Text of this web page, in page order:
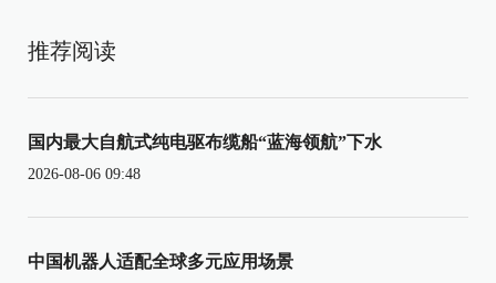
推荐阅读
国内最大自航式纯电驱布缆船“蓝海领航”下水
2026-08-06 09:48
中国机器人适配全球多元应用场景